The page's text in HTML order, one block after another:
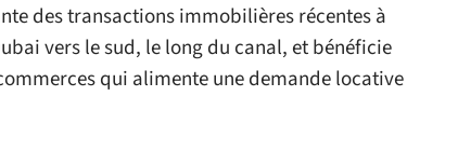
des transactions immobilières récentes à
vers le sud, le long du canal, et bénéficie
qui alimente une demande locative